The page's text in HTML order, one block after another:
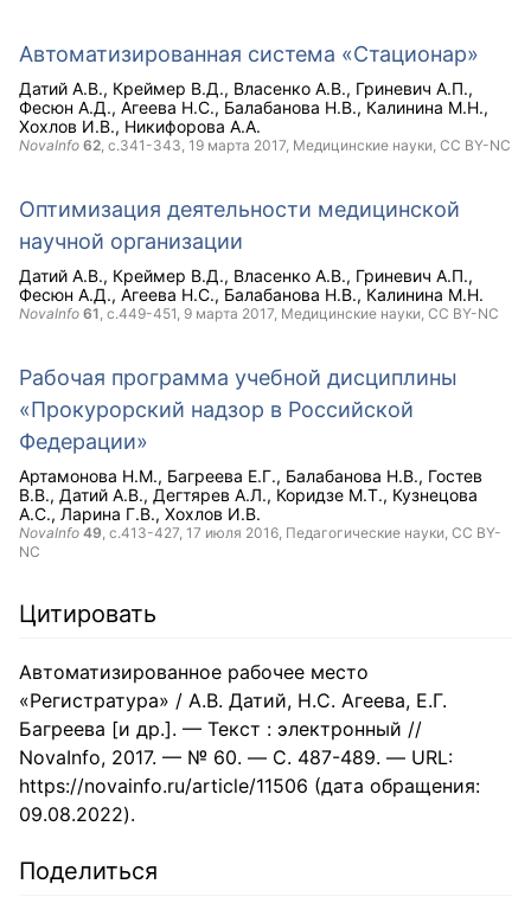
Автоматизированная система «Стационар»
Датий А.В. Креймер В.Д. Власенко А.В. Гриневич А.П.
Фесюн А.Д. Агеева Н.С. Балабанова Н.В. Калинина М.Н.
Хохлов И.В. Никифорова А.А.
NovaInfo 62, с.341-343, 19 марта 2017, Медицинские науки, CC BY-NC
Оптимизация деятельности медицинской
научной организации
Датий А.В. Креймер В.Д. Власенко А.В. Гриневич А.П.
Фесюн А.Д. Агеева Н.С. Балабанова Н.В. Калинина М.Н.
NovaInfo 61, с.449-451, 9 марта 2017, Медицинские науки, CC BY-NC
Рабочая программа учебной дисциплины
«Прокурорский надзор в Российской
Федерации»
Артамонова Н.М. Багреева Е.Г. Балабанова Н.В. Гостев
В.В. Датий А.В. Дегтярев А.Л. Коридзе М.Т. Кузнецова
А.С. Ларина Г.В. Хохлов И.В.
NovaInfo 49, с.413-427, 17 июля 2016, Педагогические науки, CC BY-
NC
Цитировать
Автоматизированное рабочее место
«Регистратура» / А.В. Датий, Н.С. Агеева, Е.Г.
Багреева [и др.]. — Текст : электронный //
NovaInfo, 2017. — № 60. — С. 487-489. — URL:
https://novainfo.ru/article/11506 (дата обращения:
09.08.2022).
Поделиться